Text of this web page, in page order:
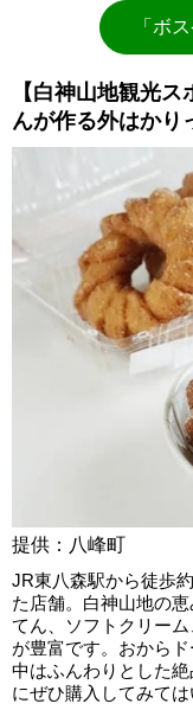
「ボ
【白神山地観光
んが作る外はかり
提供：八峰町
JR東八森駅から徒歩
た店舗。白神山地の
てん、ソフトクリー
が豊富です。おから
中はふんわりとした
にぜひ購入してみては